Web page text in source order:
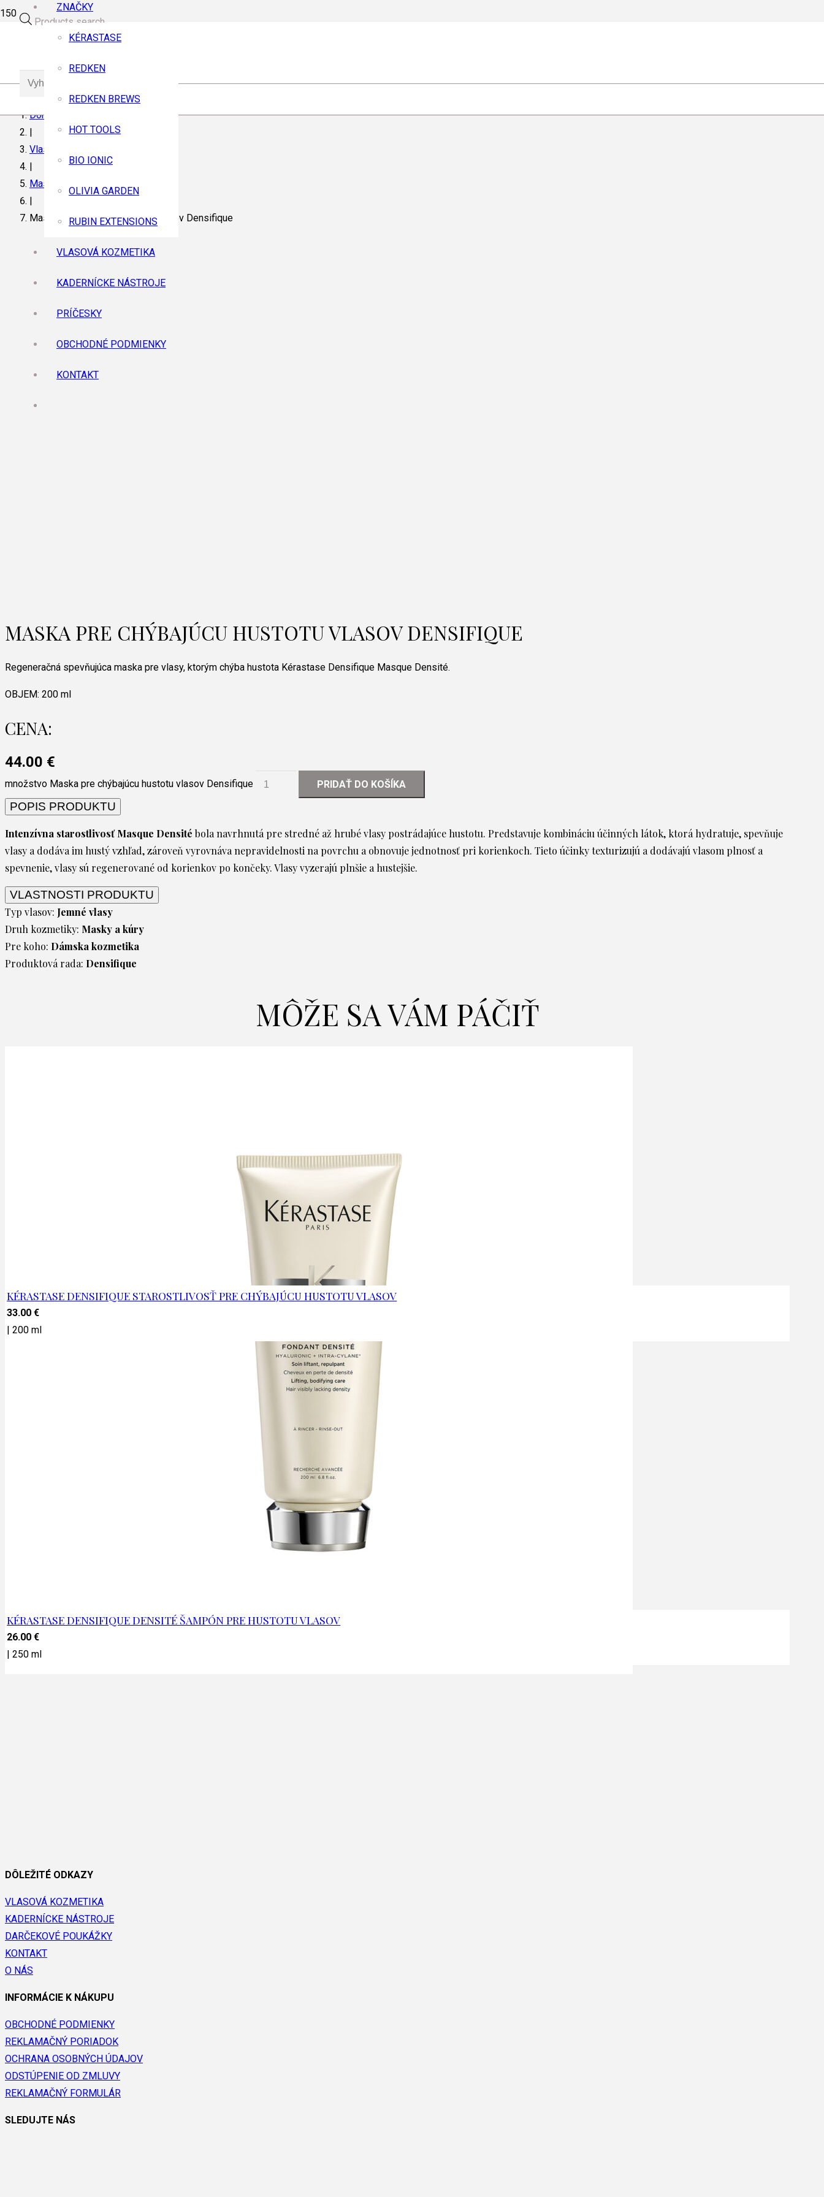
Products search
ZNAČKY
KÉRASTASE
REDKEN
REDKEN BREWS
HOT TOOLS
BIO IONIC
OLIVIA GARDEN
RUBIN EXTENSIONS
VLASOVÁ KOZMETIKA
KADERNÍCKE NÁSTROJE
PRÍČESKY
OBCHODNÉ PODMIENKY
KONTAKT
Domov
|
Vlasová kozmetika
|
Masky
|
Maska pre chýbajúcu hustotu vlasov Densifique
MASKA PRE CHÝBAJÚCU HUSTOTU VLASOV DENSIFIQUE
Regeneračná spevňujúca maska pre vlasy, ktorým chýba hustota Kérastase Densifique Masque Densité.
OBJEM: 200 ml
CENA:
44.00 €
množstvo Maska pre chýbajúcu hustotu vlasov Densifique PRIDAŤ DO KOŠÍKA
POPIS PRODUKTU
Intenzívna starostlivosť Masque Densité bola navrhnutá pre stredné až hrubé vlasy postrádajúce hustotu. Predstavuje kombináciu účinných látok, ktorá hydratuje, spevňuje
vlasy a dodáva im hustý vzhľad, zároveň vyrovnáva nepravidelnosti na povrchu a obnovuje jednotnosť pri korienkoch. Tieto účinky texturizujú a dodávajú vlasom plnosť a
spevnenie, vlasy sú regenerované od korienkov po končeky. Vlasy vyzerajú plnšie a hustejšie.
VLASTNOSTI PRODUKTU
Typ vlasov: Jemné vlasy
Druh kozmetiky: Masky a kúry
Pre koho: Dámska kozmetika
Produktová rada: Densifique
MÔŽE SA VÁM PÁČIŤ
KÉRASTASE DENSIFIQUE STAROSTLIVOSŤ PRE CHÝBAJÚCU HUSTOTU VLASOV
33.00€
|200 ml
KÉRASTASE DENSIFIQUE DENSITÉ ŠAMPÓN PRE HUSTOTU VLASOV
26.00€
|250 ml
DÔLEŽITÉ ODKAZY
VLASOVÁ KOZMETIKA
KADERNÍCKE NÁSTROJE
DARČEKOVÉ POUKÁŽKY
KONTAKT
O NÁS
INFORMÁCIE K NÁKUPU
OBCHODNÉ PODMIENKY
REKLAMAČNÝ PORIADOK
OCHRANA OSOBNÝCH ÚDAJOV
ODSTÚPENIE OD ZMLUVY
REKLAMAČNÝ FORMULÁR
SLEDUJTE NÁS